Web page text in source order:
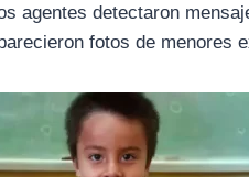
agentes detectaron
fotos de menores